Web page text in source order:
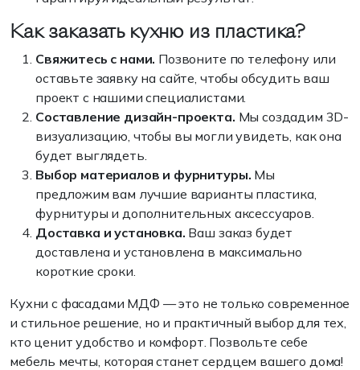
Как заказать кухню из пластика?
Свяжитесь с нами. Позвоните по телефону или
оставьте заявку на сайте, чтобы обсудить ваш
проект с нашими специалистами.
Составление дизайн-проекта. Мы создадим 3D-
визуализацию, чтобы вы могли увидеть, как она
будет выглядеть.
Выбор материалов и фурнитуры. Мы
предложим вам лучшие варианты пластика,
фурнитуры и дополнительных аксессуаров.
Доставка и установка. Ваш заказ будет
доставлена и установлена в максимально
короткие сроки.
Кухни с фасадами МДФ — это не только современное
и стильное решение, но и практичный выбор для тех,
кто ценит удобство и комфорт. Позвольте себе
мебель мечты, которая станет сердцем вашего дома!